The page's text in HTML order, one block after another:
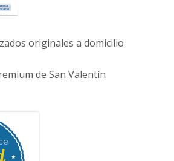
originales a domicilio
de San Valentín